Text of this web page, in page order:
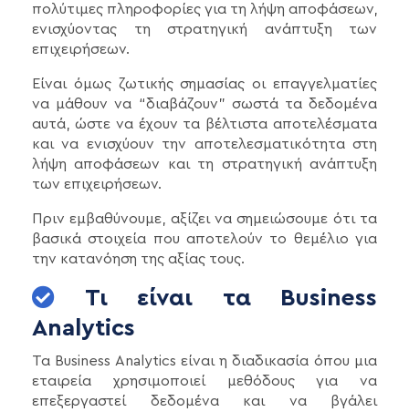
πολύτιμες πληροφορίες για τη λήψη αποφάσεων,
ενισχύοντας τη στρατηγική ανάπτυξη των
επιχειρήσεων.
Είναι όμως ζωτικής σημασίας οι επαγγελματίες
να μάθουν να “διαβάζουν” σωστά τα δεδομένα
αυτά, ώστε να έχουν τα βέλτιστα αποτελέσματα
και να ενισχύουν την αποτελεσματικότητα στη
λήψη αποφάσεων και τη στρατηγική ανάπτυξη
των επιχειρήσεων.
Πριν εμβαθύνουμε, αξίζει να σημειώσουμε ότι τα
βασικά στοιχεία που αποτελούν το θεμέλιο για
την κατανόηση της αξίας τους.
Τι είναι τα Business
Analytics
Τα Business Analytics είναι η διαδικασία όπου μια
εταιρεία χρησιμοποιεί μεθόδους για να
επεξεργαστεί δεδομένα και να βγάλει